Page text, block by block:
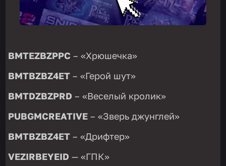
BMTEZBZPPC – «Хрюшечка»
BMTBZBZ4ET – «Герой шут»
BMTDZBZPRD – «Веселый кролик»
PUBGMCREATIVE – «Зверь джунглей»
BMTBZBZ4ET – «Дрифтер»
VEZIRBEYEID — «ГПК»